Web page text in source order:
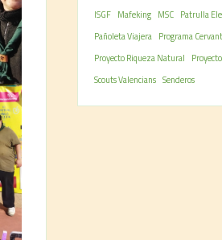
ISGF Mafeking MSC Patrulla
Pañoleta Viajera Programa
Proyecto Riqueza Natural
Scouts Valencians Senderos